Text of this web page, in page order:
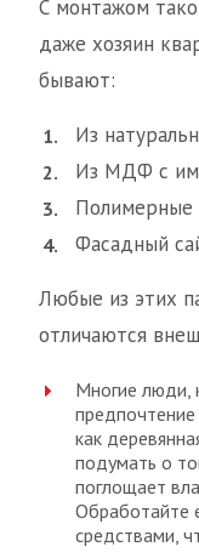
С монтажом
даже хозяин
бывают:
Из
Из МДФ с
Полимерные
Фасадный
Любые из этих
отличаются
Многие люди,
как
подумать о
поглощает
Обработайте
средствами,